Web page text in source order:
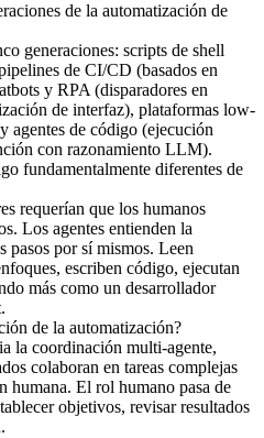
de la automatización de
generaciones: scripts de shell
de CI/CD (basados en
y RPA (disparadores en
de interfaz), plataformas low-
agentes de código (ejecución
con razonamiento LLM).
fundamentalmente diferentes de
requerían que los humanos
Los agentes entienden la
pasos por sí mismos. Leen
escriben código, ejecutan
más como un desarrollador
de la automatización?
la coordinación multi-agente,
colaboran en tareas complejas
humana. El rol humano pasa de
objetivos, revisar resultados